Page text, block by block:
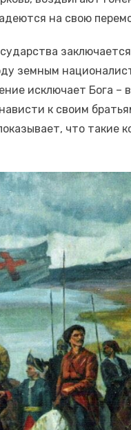
на свою
земным
исключает Бога –
к своим
что такие